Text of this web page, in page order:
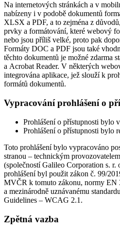
Na internetových stránkách a v
nabízeny i v podobě dokumentů
XLSX a PDF, a to zejména z
prvky a formátování, které webový
nebo jsou příliš velké, proto pak
Formáty DOC a PDF jsou také
těchto dokumentů je možné zdarma
a Acrobat Reader. V některých
integrována aplikace, jež slouží k
formátů dokumentů.
Vypracování prohlášení o
Prohlášení o přístupnosti bylo
Prohlášení o přístupnosti bylo
Toto prohlášení bylo vypracováno
stranou – technickým
(společností Galileo Corporation s. r.
prohlášení byl použit zákon č. 99/
MVČR k tomuto zákonu, normy EN
a mezinárodně uznávanému
Guidelines – WCAG 2.1.
Zpětná vazba